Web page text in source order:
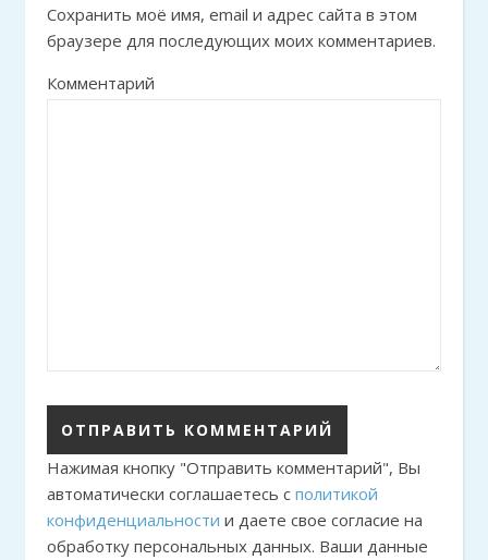
Сохранить моё имя, email и адрес сайта в этом
браузере для последующих моих комментариев.
Комментарий
Нажимая кнопку "Отправить комментарий", Вы
автоматически соглашаетесь с политикой
конфиденциальности и даете свое согласие на
обработку персональных данных. Ваши данные